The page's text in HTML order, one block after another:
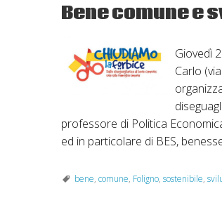
Bene comune e
Giovedì
Carlo
professore di Politica
ed in particolare di BES,
bene, comune, Foligno, sostenibile,